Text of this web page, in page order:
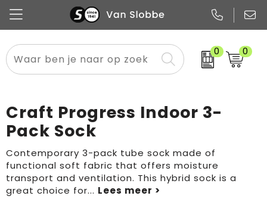
0 0
Alle categorieën
Snoep
Promo
Pennen
Notitieboekjes
Papier
Flessen
Glazen en karaffen
Merken
Meest gekozen
Sportkleding
Overig textiel
Boodschappen- en draagtassen
Sport & vrije tijd
Rugzakken
Craft Progress Indoor 3-
Pack Sock
Contemporary 3-pack tube sock made of
functional soft fabric that offers moisture
transport and ventilation. This hybrid sock is a
great choice for...